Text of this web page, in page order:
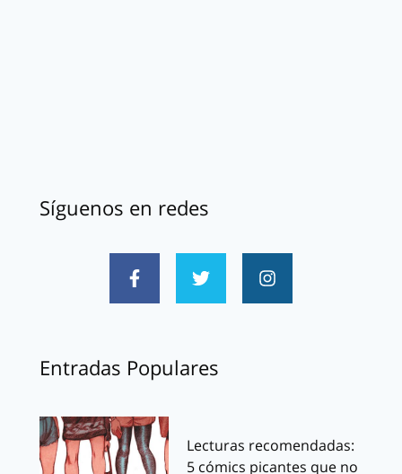
Síguenos en redes
Entradas Populares
Lecturas recomendadas:
5 cómics picantes que no